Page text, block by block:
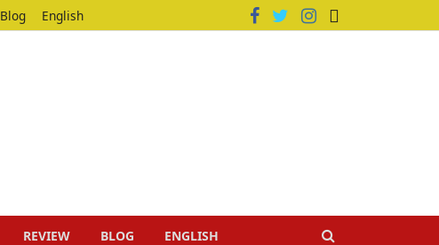
Blog English
REVIEW BLOG ENGLISH